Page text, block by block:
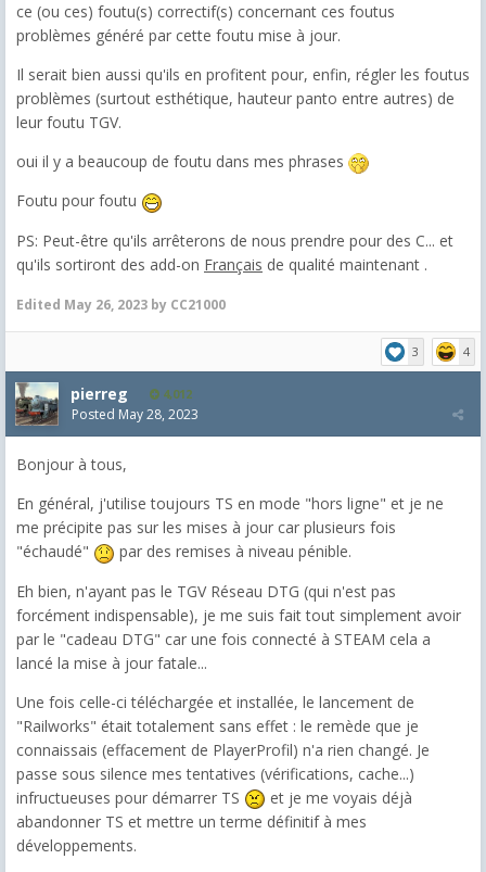
ce (ou ces) foutu(s) correctif(s) concernant ces foutus
problèmes généré par cette foutu mise à jour.
Il serait bien aussi qu'ils en profitent pour, enfin, régler les foutus
problèmes (surtout esthétique, hauteur panto entre autres) de
leur foutu TGV.
oui il y a beaucoup de foutu dans mes phrases
Foutu pour foutu
PS: Peut-être qu'ils arrêterons de nous prendre pour des C... et
qu'ils sortiront des add-on Français de qualité maintenant .
Edited May 26, 2023 by CC21000
3 4
pierreg 4,012
Posted May 28, 2023
Bonjour à tous,
En général, j'utilise toujours TS en mode "hors ligne" et je ne
me précipite pas sur les mises à jour car plusieurs fois
"échaudé"
par des remises à niveau pénible.
Eh bien, n'ayant pas le TGV Réseau DTG (qui n'est pas
forcément indispensable), je me suis fait tout simplement avoir
par le "cadeau DTG" car une fois connecté à STEAM cela a
lancé la mise à jour fatale...
Une fois celle-ci téléchargée et installée, le lancement de
"Railworks" était totalement sans effet : le remède que je
connaissais (effacement de PlayerProfil) n'a rien changé. Je
passe sous silence mes tentatives (vérifications, cache...)
infructueuses pour démarrer TS
et je me voyais déjà
abandonner TS et mettre un terme définitif à mes
développements.